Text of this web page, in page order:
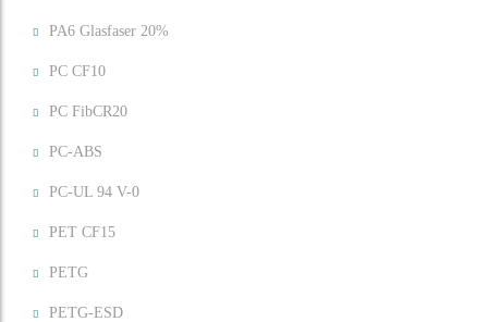
PA6 Glasfaser 20%
PC CF10
PC FibCR20
PC-ABS
PC-UL 94 V-0
PET CF15
PETG
PETG-ESD